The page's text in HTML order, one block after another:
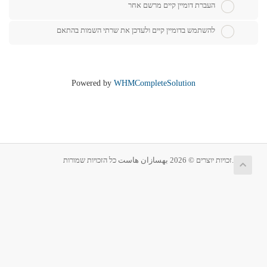
העברת דומיין קיים מרשם אחר
להשתמש בדומיין קיים ולעדכן את שרתי השמות בהתאם
Powered by WHMCompleteSolution
זכויות יוצרים © 2026 بهسازان هاست כל הזכויות שמורות.